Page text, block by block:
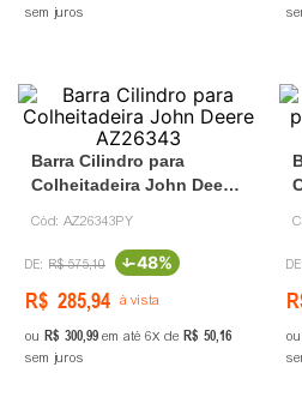
sem juros
Barra Cilindro para
Colheitadeira John Deere
Cód: AZ26343PY
R$ 575,10 -48%
R$ 285,94 à vista
ou R$ 30099 em até 6 de R$ 5016
sem juros
ou